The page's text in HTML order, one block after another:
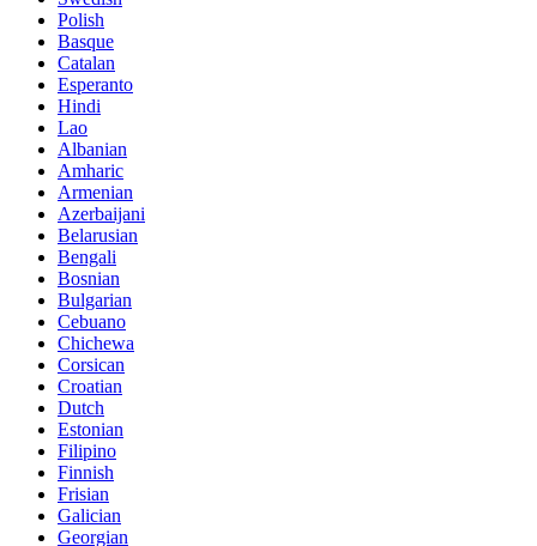
Polish
Basque
Catalan
Esperanto
Hindi
Lao
Albanian
Amharic
Armenian
Azerbaijani
Belarusian
Bengali
Bosnian
Bulgarian
Cebuano
Chichewa
Corsican
Croatian
Dutch
Estonian
Filipino
Finnish
Frisian
Galician
Georgian